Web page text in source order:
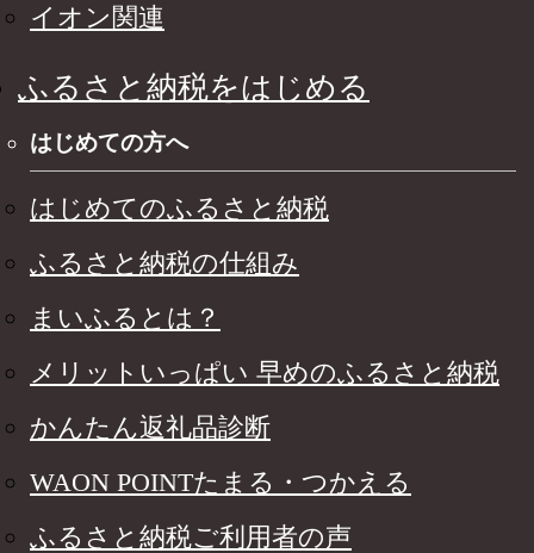
イオン関連
ふるさと納税をはじめる
はじめての方へ
はじめてのふるさと納税
ふるさと納税の仕組み
まいふるとは？
メリットいっぱい 早めのふるさと納税
かんたん返礼品診断
WAON POINTたまる・つかえる
ふるさと納税ご利用者の声